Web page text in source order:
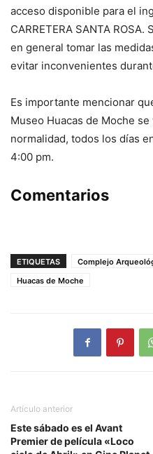
acceso disponible para el
CARRETERA SANTA
en general tomar las
evitar inconvenientes
Es importante mencionar
Museo Huacas de Moche
normalidad, todos los días
4:00 pm.
Comentarios
ETIQUETAS
Complejo
Huacas de Moche
Artículo anterior
Este sábado es el Avant
Premier de película «Loco